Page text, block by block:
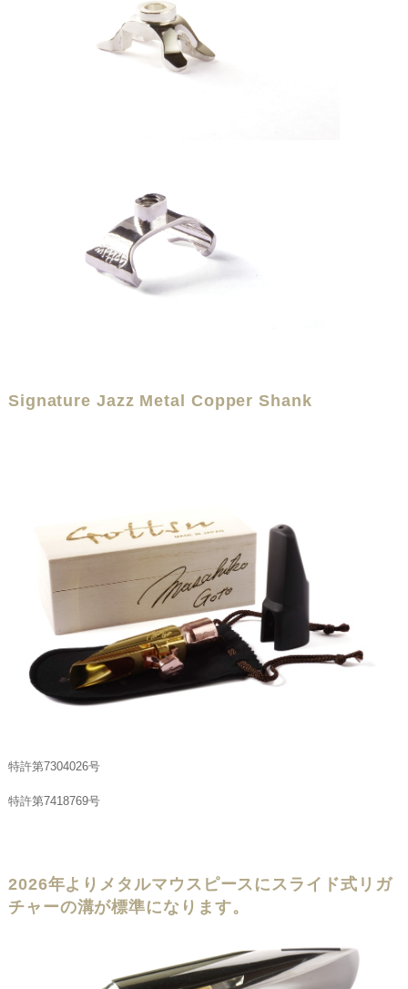
Signature Jazz Metal Copper Shank
特許第7304026号
特許第7418769号
2026年よりメタルマウスピースにスライド式リガ
チャーの溝が標準になります。